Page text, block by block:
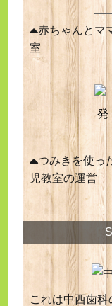
赤ちゃんとマ
室
つみきを使っ
児教室の運営
これは中西歯科